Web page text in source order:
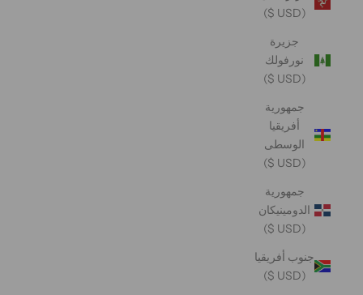
(USD $)
جزيرة
نورفولك
(USD $)
جمهورية
أفريقيا
الوسطى
(USD $)
جمهورية
الدومينيكان
(USD $)
جنوب أفريقيا
(USD $)